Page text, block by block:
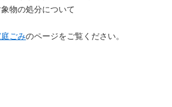
物の処分について
ごみのページをご覧ください。